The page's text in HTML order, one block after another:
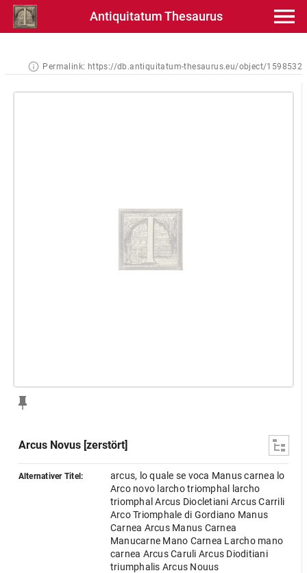
Antiquitatum Thesaurus
Permalink: https://db.antiquitatum-thesaurus.eu/object/1598532
Arcus Novus [zerstört]
Alternativer Titel:
arcus, lo quale se voca Manus carnea lo
Arco novo larcho triomphal larcho
triomphal Arcus Diocletiani Arcus Carrili
Arco Triomphale di Gordiano Manus
Carnea Arcus Manus Carnea
Manucarne Mano Carnea Larcho mano
carnea Arcus Caruli Arcus Dioditiani
triumphalis Arcus Nouus